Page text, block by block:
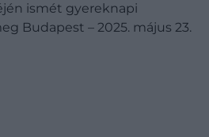
ismét gyereknapi
Budapest – 2025. május 23.